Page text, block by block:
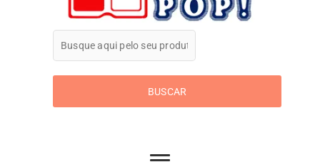
Loucos Por
Cultura Pop